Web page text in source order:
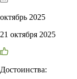
октябрь 2025
21 октября 2025
Достоинства: